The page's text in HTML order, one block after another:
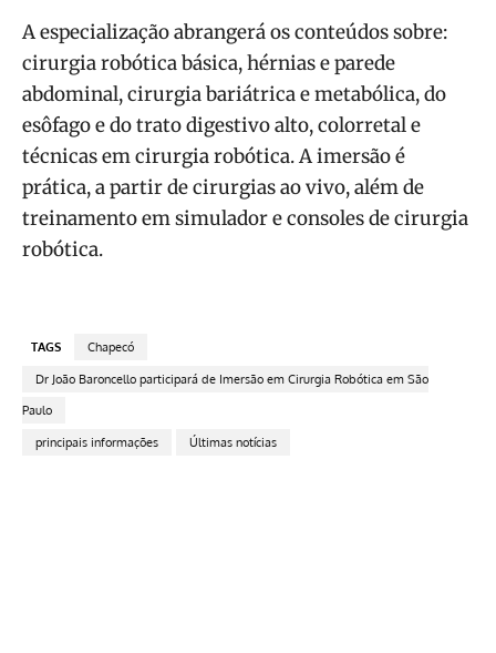
A especialização abrangerá os conteúdos sobre:
cirurgia robótica básica, hérnias e parede
abdominal, cirurgia bariátrica e metabólica, do
esôfago e do trato digestivo alto, colorretal e
técnicas em cirurgia robótica. A imersão é
prática, a partir de cirurgias ao vivo, além de
treinamento em simulador e consoles de cirurgia
robótica.
TAGS Chapecó
Dr João Baroncello participará de Imersão em Cirurgia Robótica em São
Paulo
principais informações Últimas notícias